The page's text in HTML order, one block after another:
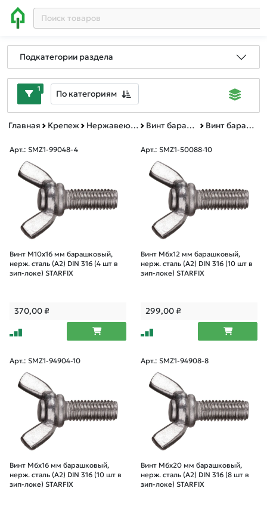
Подкатегории раздела
1 По категориям
Главная Крепеж Нержавеющий крепеж Винт барашковый DIN 316 Винт барашковый DIN 316 зип-лок
Арт.: SMZ1-99048-4
Винт М10х16 мм барашковый,
нерж. сталь (А2) DIN 316 (4 шт в
зип-локе) STARFIX
370,00₽
Арт.: SMZ1-50088-10
Винт М6х12 мм барашковый,
нерж. сталь (А2) DIN 316 (10 шт в
зип-локе) STARFIX
299,00₽
Арт.: SMZ1-94904-10
Винт М6х16 мм барашковый,
нерж. сталь (А2) DIN 316 (10 шт в
зип-локе) STARFIX
Арт.: SMZ1-94908-8
Винт М6х20 мм барашковый,
нерж. сталь (А2) DIN 316 (8 шт в
зип-локе) STARFIX